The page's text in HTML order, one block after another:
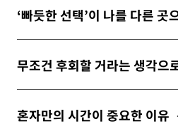
‘빠듯한 선택’이 나를 다른 곳
무조건 후회할 거라는 생각으
혼자만의 시간이 중요한 이유